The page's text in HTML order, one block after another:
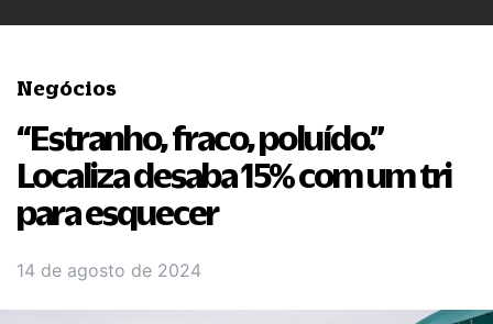
Negócios
“Estranho, fraco, poluído.”
Localiza desaba 15% com um tri
para esquecer
14 de agosto de 2024